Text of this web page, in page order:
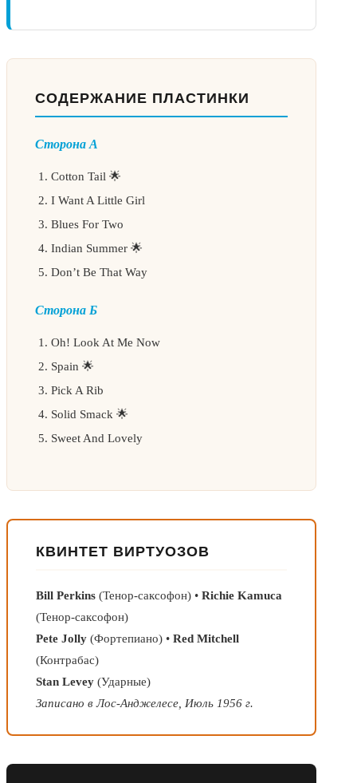
СОДЕРЖАНИЕ ПЛАСТИНКИ
Сторона А
Cotton Tail 🌟
I Want A Little Girl
Blues For Two
Indian Summer 🌟
Don’t Be That Way
Сторона Б
Oh! Look At Me Now
Spain 🌟
Pick A Rib
Solid Smack 🌟
Sweet And Lovely
КВИНТЕТ ВИРТУОЗОВ
Bill Perkins (Тенор-саксофон) • Richie Kamuca
(Тенор-саксофон)
Pete Jolly (Фортепиано) • Red Mitchell
(Контрабас)
Stan Levey (Ударные)
Записано в Лос-Анджелесе, Июль 1956 г.